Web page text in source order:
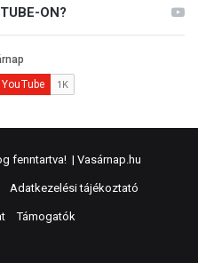
ON?
fenntartva! | Vasárnap.hu
Adatkezelési tájékoztató
Támogatók